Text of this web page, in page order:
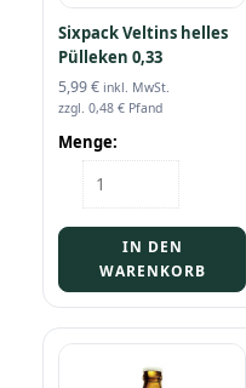
Sixpack Veltins helles
Pülleken 0,33
5,99€ inkl. MwSt.
zzgl. 0,48 € Pfand
Menge:
Sixpack
Veltins
Pülleken
0,33
Menge
IN DEN
WARENKORB